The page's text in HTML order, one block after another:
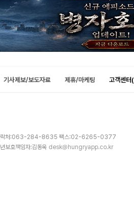
기사제보/보도자료 제휴/마케팅 고객센
연락처:063-284-8635 팩스:02-6265-0377
보호책임자:김동욱 desk@hungryapp.co.kr